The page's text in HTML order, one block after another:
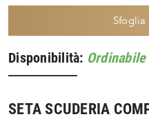
Disponibilità: Ordinabile
SETA SCUDERIA